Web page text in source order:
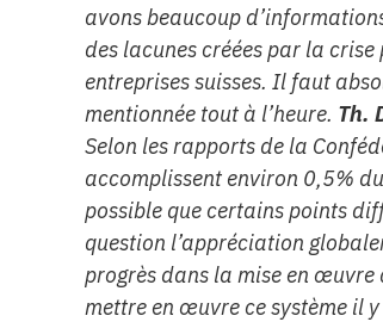
avons beaucoup
des lacunes créées par la
entreprises suisses. Il faut
mentionnée tout à l’heure. Th.
Selon les rapports de la
accomplissent environ 0,5%
possible que certains points
question l’appréciation
progrès dans la mise en œuvre
mettre en œuvre ce système il